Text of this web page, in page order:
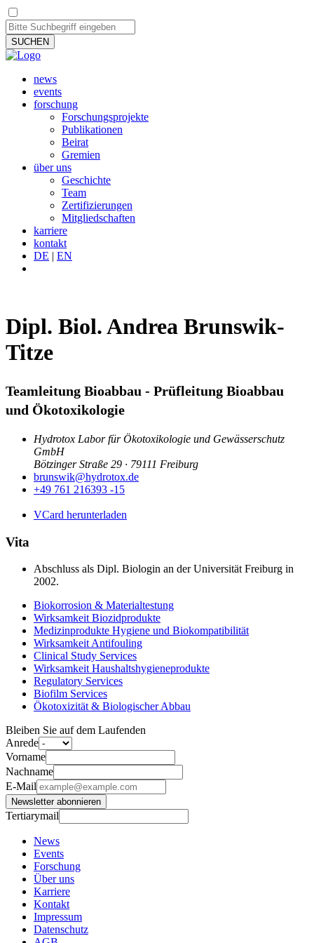
SUCHEN
news
events
forschung
Forschungsprojekte
Publikationen
Beirat
Gremien
über uns
Geschichte
Team
Zertifizierungen
Mitgliedschaften
karriere
kontakt
DE | EN
Dipl. Biol. Andrea Brunswik-
Titze
Teamleitung Bioabbau - Prüfleitung Bioabbau
und Ökotoxikologie
Hydrotox Labor für Ökotoxikologie und Gewässerschutz
GmbH
Bötzinger Straße 29 · 79111 Freiburg
brunswik@hydrotox.de
+49 761 216393 -15
VCard herunterladen
Vita
Abschluss als Dipl. Biologin an der Universität Freiburg in
2002.
Biokorrosion & Materialtestung
Wirksamkeit Biozidprodukte
Medizinprodukte Hygiene und Biokompatibilität
Wirksamkeit Antifouling
Clinical Study Services
Wirksamkeit Haushaltshygieneprodukte
Regulatory Services
Biofilm Services
Ökotoxizität & Biologischer Abbau
Bleiben Sie auf dem Laufenden
Anrede
Vorname
Nachname
E-Mail
Newsletter abonnieren
Tertiarymail
News
Events
Forschung
Über uns
Karriere
Kontakt
Impressum
Datenschutz